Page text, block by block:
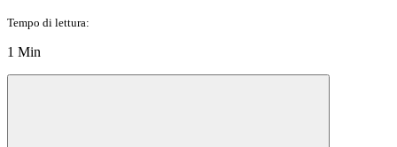
Tempo di lettura:
1 Min